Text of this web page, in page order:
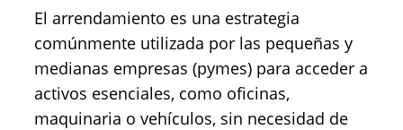
El arrendamiento es una estrategia
comúnmente utilizada por las pequeñas y
medianas empresas (pymes) para acceder a
activos esenciales, como oficinas,
maquinaria o vehículos, sin necesidad de